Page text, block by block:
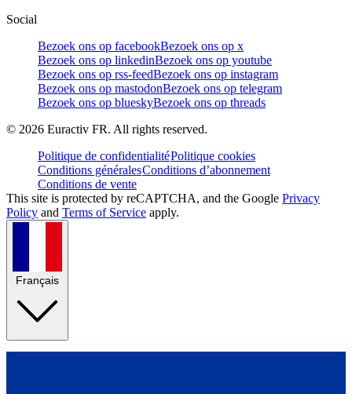
Social
Bezoek ons op facebookBezoek ons op x
Bezoek ons op linkedinBezoek ons op youtube
Bezoek ons op rss-feedBezoek ons op instagram
Bezoek ons op mastodonBezoek ons op telegram
Bezoek ons op blueskyBezoek ons op threads
© 2026 Euractiv FR. All rights reserved.
Politique de confidentialitéPolitique cookies
Conditions généralesConditions d’abonnement
Conditions de vente
This site is protected by reCAPTCHA, and the Google Privacy
Policy and Terms of Service apply.
Français